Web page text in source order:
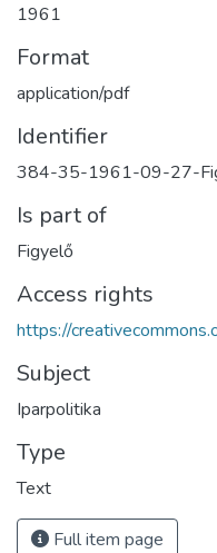
1961
Format
application/pdf
Identifier
384-35-1961-09-27-
Is part of
Figyelő
Access rights
https://
Subject
Iparpolitika
Type
Text
Full item page